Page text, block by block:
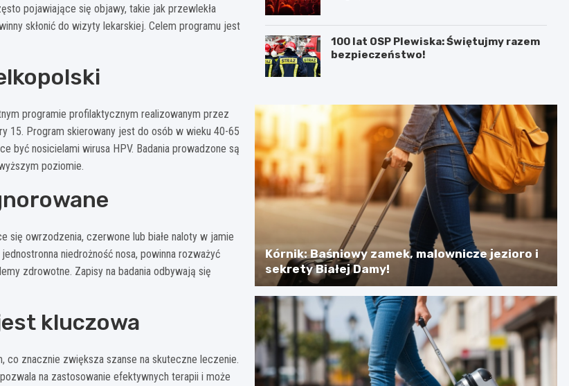
pojawiające się objawy, takie jak przewlekła
skłonić do wizyty lekarskiej. Celem programu jest
programie profilaktycznym realizowanym przez
15. Program skierowany jest do osób w wieku 40-65
być nosicielami wirusa HPV. Badania prowadzone są
poziomie.
się owrzodzenia, czerwone lub białe naloty w jamie
niedrożność nosa, powinna rozważyć
zdrowotne. Zapisy na badania odbywają się
kluczowa
znacznie zwiększa szanse na skuteczne leczenie.
na zastosowanie efektywnych terapii i może
100 lat OSP Plewiska: Świętujmy razem
bezpieczeństwo!
Kórnik: Baśniowy zamek, malownicze jezioro i
sekrety Białej Damy!